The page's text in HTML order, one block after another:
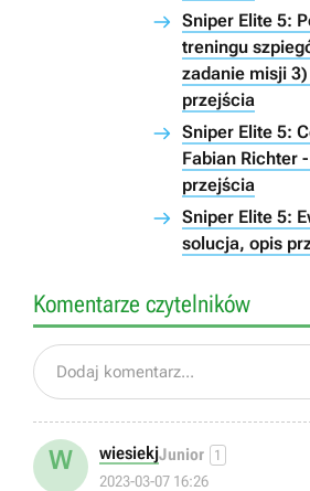
Sniper Elite 5:
treningu
zadanie misji
przejścia
Sniper Elite 5:
Fabian Richter
przejścia
Sniper Elite 5:
solucja, opis
Komentarze czytelników
Dodaj komentarz...
W wiesiekjJunior 1
2023-03-07 16:26